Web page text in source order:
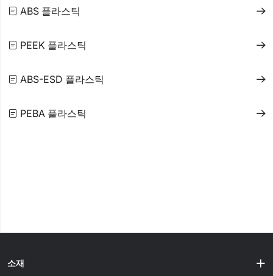
ABS 플라스틱
PEEK 플라스틱
ABS-ESD 플라스틱
PEBA 플라스틱
소재